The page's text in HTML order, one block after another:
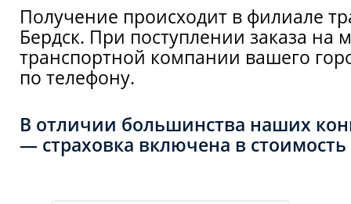
Получение происходит в филиале
Бердск. При поступлении заказа на
транспортной компании вашего
по телефону.
В отличии большинства наших
— страховка включена в стоимость